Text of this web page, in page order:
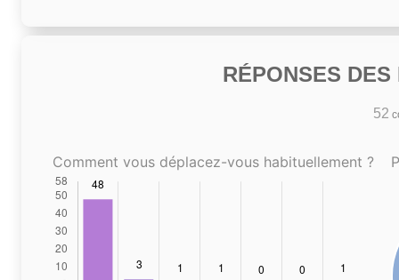
RÉPONSES
52
Comment vous déplacez-vous habituellement ?